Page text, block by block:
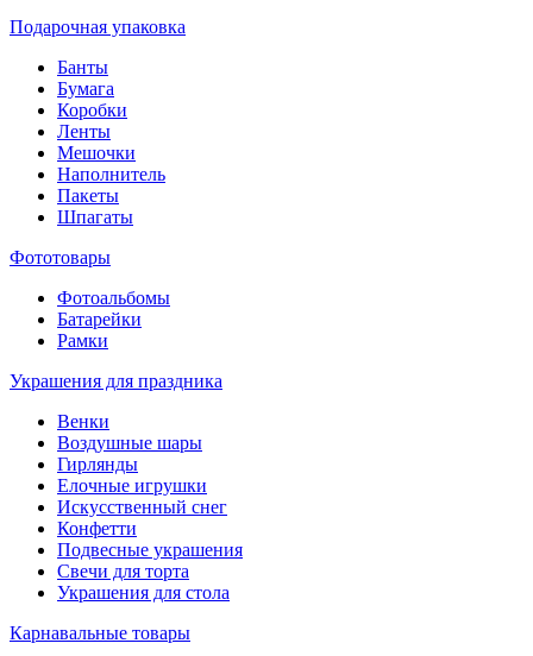
Подарочная упаковка
Банты
Бумага
Коробки
Ленты
Мешочки
Наполнитель
Пакеты
Шпагаты
Фототовары
Фотоальбомы
Батарейки
Рамки
Украшения для праздника
Венки
Воздушные шары
Гирлянды
Елочные игрушки
Искусственный снег
Конфетти
Подвесные украшения
Свечи для торта
Украшения для стола
Карнавальные товары